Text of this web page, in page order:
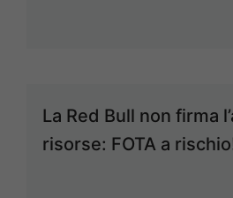
La Red Bull non firma
risorse: FOTA a